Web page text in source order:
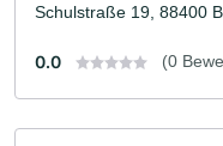
Schulstraße 19, 88400
0.0 (0